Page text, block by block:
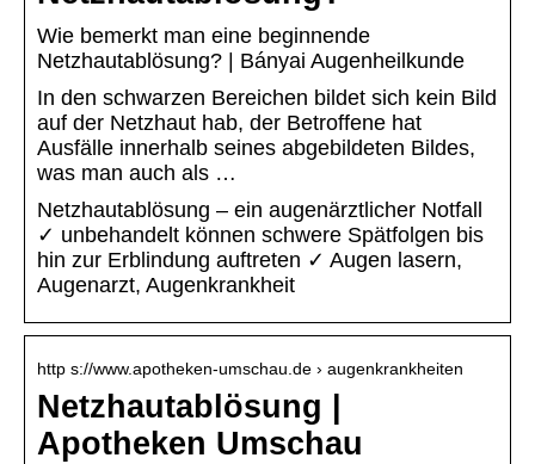
Wie bemerkt man eine beginnende
Netzhautablösung? | Bányai Augenheilkunde
In den schwarzen Bereichen bildet sich kein Bild
auf der Netzhaut hab, der Betroffene hat
Ausfälle innerhalb seines abgebildeten Bildes,
was man auch als …
Netzhautablösung – ein augenärztlicher Notfall
✓ unbehandelt können schwere Spätfolgen bis
hin zur Erblindung auftreten ✓ Augen lasern,
Augenarzt, Augenkrankheit
http s://www.apotheken-umschau.de › augenkrankheiten
Netzhautablösung |
Apotheken Umschau